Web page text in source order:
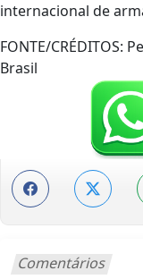
internacional de
FONTE/CRÉDITOS:
Brasil
Comentários